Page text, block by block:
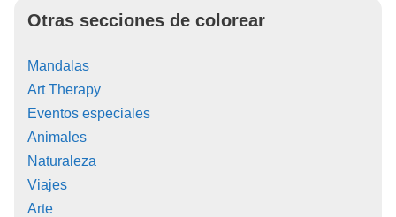
Otras secciones de colorear
Mandalas
Art Therapy
Eventos especiales
Animales
Naturaleza
Viajes
Arte